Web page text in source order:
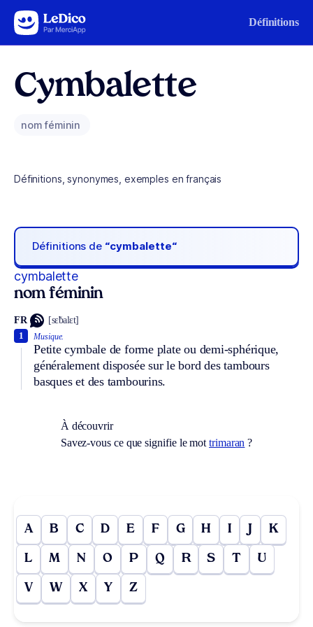
Aller au contenu Définitions
Cymbalette
nom féminin
Définitions, synonymes, exemples en français
Définitions de “cymbalette“
cymbalette
nom féminin
FR [sɛ̃balɛt]
Musique.
Petite cymbale de forme plate ou demi-sphérique,
généralement disposée sur le bord des tambours
basques et des tambourins.
1
À découvrir
Savez-vous ce que signifie le mottrimaran ?
A B C D E F G H I J K
L M N O P Q R S T U
V W X Y Z